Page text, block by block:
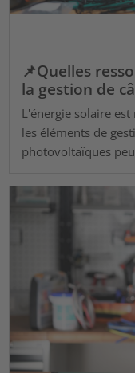
📌Quelles
la gestion de
L'énergie solaire
les éléments de
photovoltaïques